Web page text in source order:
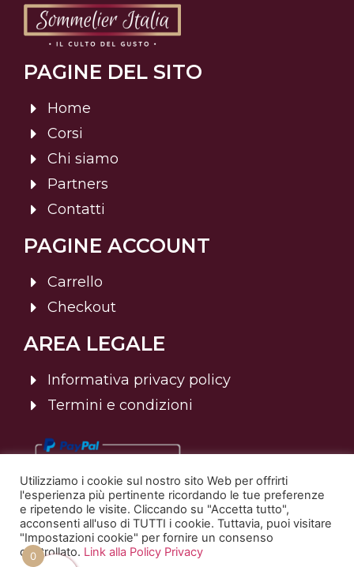
PAGINE DEL SITO
Home
Corsi
Chi siamo
Partners
Contatti
PAGINE ACCOUNT
Carrello
Checkout
AREA LEGALE
Informativa privacy policy
Termini e condizioni
© 2025 Sommelier Italia | Tutti i diritti riservati. | P.Iva:
Utilizziamo i cookie sul nostro sito Web per offrirti
l'esperienza più pertinente ricordando le tue preferenze
e ripetendo le visite. Cliccando su "Accetta tutto",
acconsenti all'uso di TUTTI i cookie. Tuttavia, puoi visitare
"Impostazioni cookie" per fornire un consenso
controllato. Link alla Policy Privacy
0